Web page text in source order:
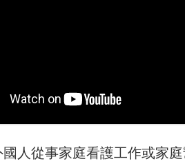
人從事家庭看護工作或家